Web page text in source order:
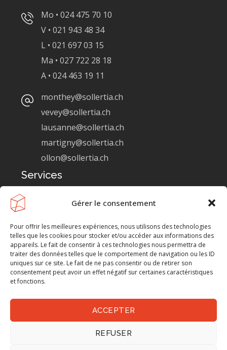
Gérer le consentement
Pour offrir les meilleures expériences, nous utilisons des technologies
telles que les cookies pour stocker et/ou accéder aux informations des
appareils. Le fait de consentir à ces technologies nous permettra de
traiter des données telles que le comportement de navigation ou les ID
uniques sur ce site. Le fait de ne pas consentir ou de retirer son
consentement peut avoir un effet négatif sur certaines caractéristiques
et fonctions.
ACCEPTER
REFUSER
Mo • 024 475 70 10
V • 021 943 48 34
L • 021 697 03 15
Ma • 027 722 28 18
A • 024 463 19 11
monthey@sollertia.ch
vevey@sollertia.ch
lausanne@sollertia.ch
martigny@sollertia.ch
ollon@sollertia.ch
Services
Ouvrages et conservation
Génie ferroviaire
Génie civil
Environnement